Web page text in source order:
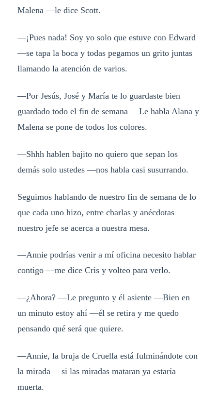
Malena —le dice Scott.
—¡Pues nada! Soy yo solo que estuve con Edward
—se tapa la boca y todas pegamos un grito juntas
llamando la atención de varios.
—Por Jesús, José y María te lo guardaste bien
guardado todo el fin de semana —Le habla Alana y
Malena se pone de todos los colores.
—Shhh hablen bajito no quiero que sepan los
demás solo ustedes —nos habla casi susurrando.
Seguimos hablando de nuestro fin de semana de lo
que cada uno hizo, entre charlas y anécdotas
nuestro jefe se acerca a nuestra mesa.
—Annie podrías venir a mí oficina necesito hablar
contigo —me dice Cris y volteo para verlo.
—¿Ahora? —Le pregunto y él asiente —Bien en
un minuto estoy ahí —él se retira y me quedo
pensando qué será que quiere.
—Annie, la bruja de Cruella está fulminándote con
la mirada —si las miradas mataran ya estaría
muerta.